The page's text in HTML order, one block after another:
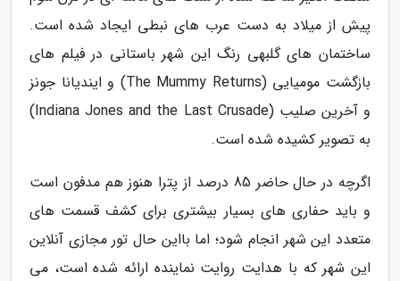
پیش از میلاد به دست عرب های نبطی ایجاد شده است.
ساختمان های گلبهی رنگ این شهر باستانی در فیلم های
بازگشت مومیایی (The Mummy Returns) و ایندیانا جونز
و آخرین صلیب (Indiana Jones and the Last Crusade)
به تصویر کشیده شده است.
اگرچه در حال حاضر 85 درصد از پترا هنوز هم مدفون است
و باید حفاری های بسیار بیشتری برای کشف قسمت های
متعدد این شهر انجام شود؛ اما بااین حال تور مجازی آنلاین
این شهر که با هدایت روایت نماینده ارائه شده است، می